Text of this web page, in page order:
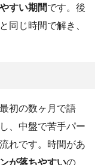
すい期間です。後
同じ時間で解き、
初の数ヶ月で語
、中盤で苦手パー
れです。時間があ
が落ちやすいの